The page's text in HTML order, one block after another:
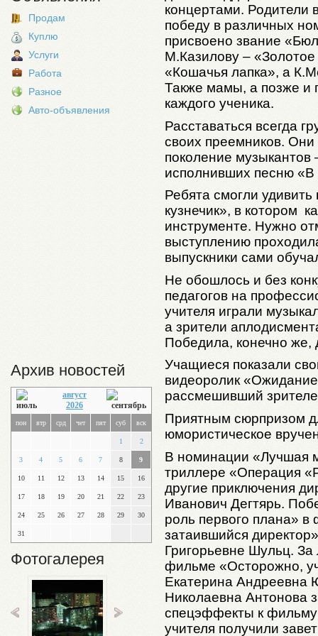
Продам
Куплю
Услуги
Работа
Разное
Авто-объявления
Архив новостей
август
2026
пон втр срд чет пят суб вск
1 2
3 4 5 6 7 8 9
10 11 12 13 14 15 16
17 18 19 20 21 22 23
24 25 26 27 28 29 30
31
Фотогалерея
концертами. Родители
победу в различных
присвоено звание
М.Казилову –
«Кошачья лапка», а
Также мамы, а позже и
каждого ученика.
Расставаться всегда
своих преемников.
поколение
исполнивших песню «В
Ребята смогли
кузнечик», в котором
инструменте. Нужно
выступлению
выпускники сами
Не обошлось и без
педагогов на
учителя играли
а зрители
Победила, конечно же,
Учащиеся показали
видеоролик
рассмешивший
Приятным сюрпризом
юмористическое
В номинации «Лучшая
триллере «Операция
другие приключения
Иванович Дегтярь.
роль первого плана»
затаившийся
Григорьевне Шульц.
фильме «Осторожно,
Екатерина
Николаевна Антонова
спецэффекты к фильму
учителя получили